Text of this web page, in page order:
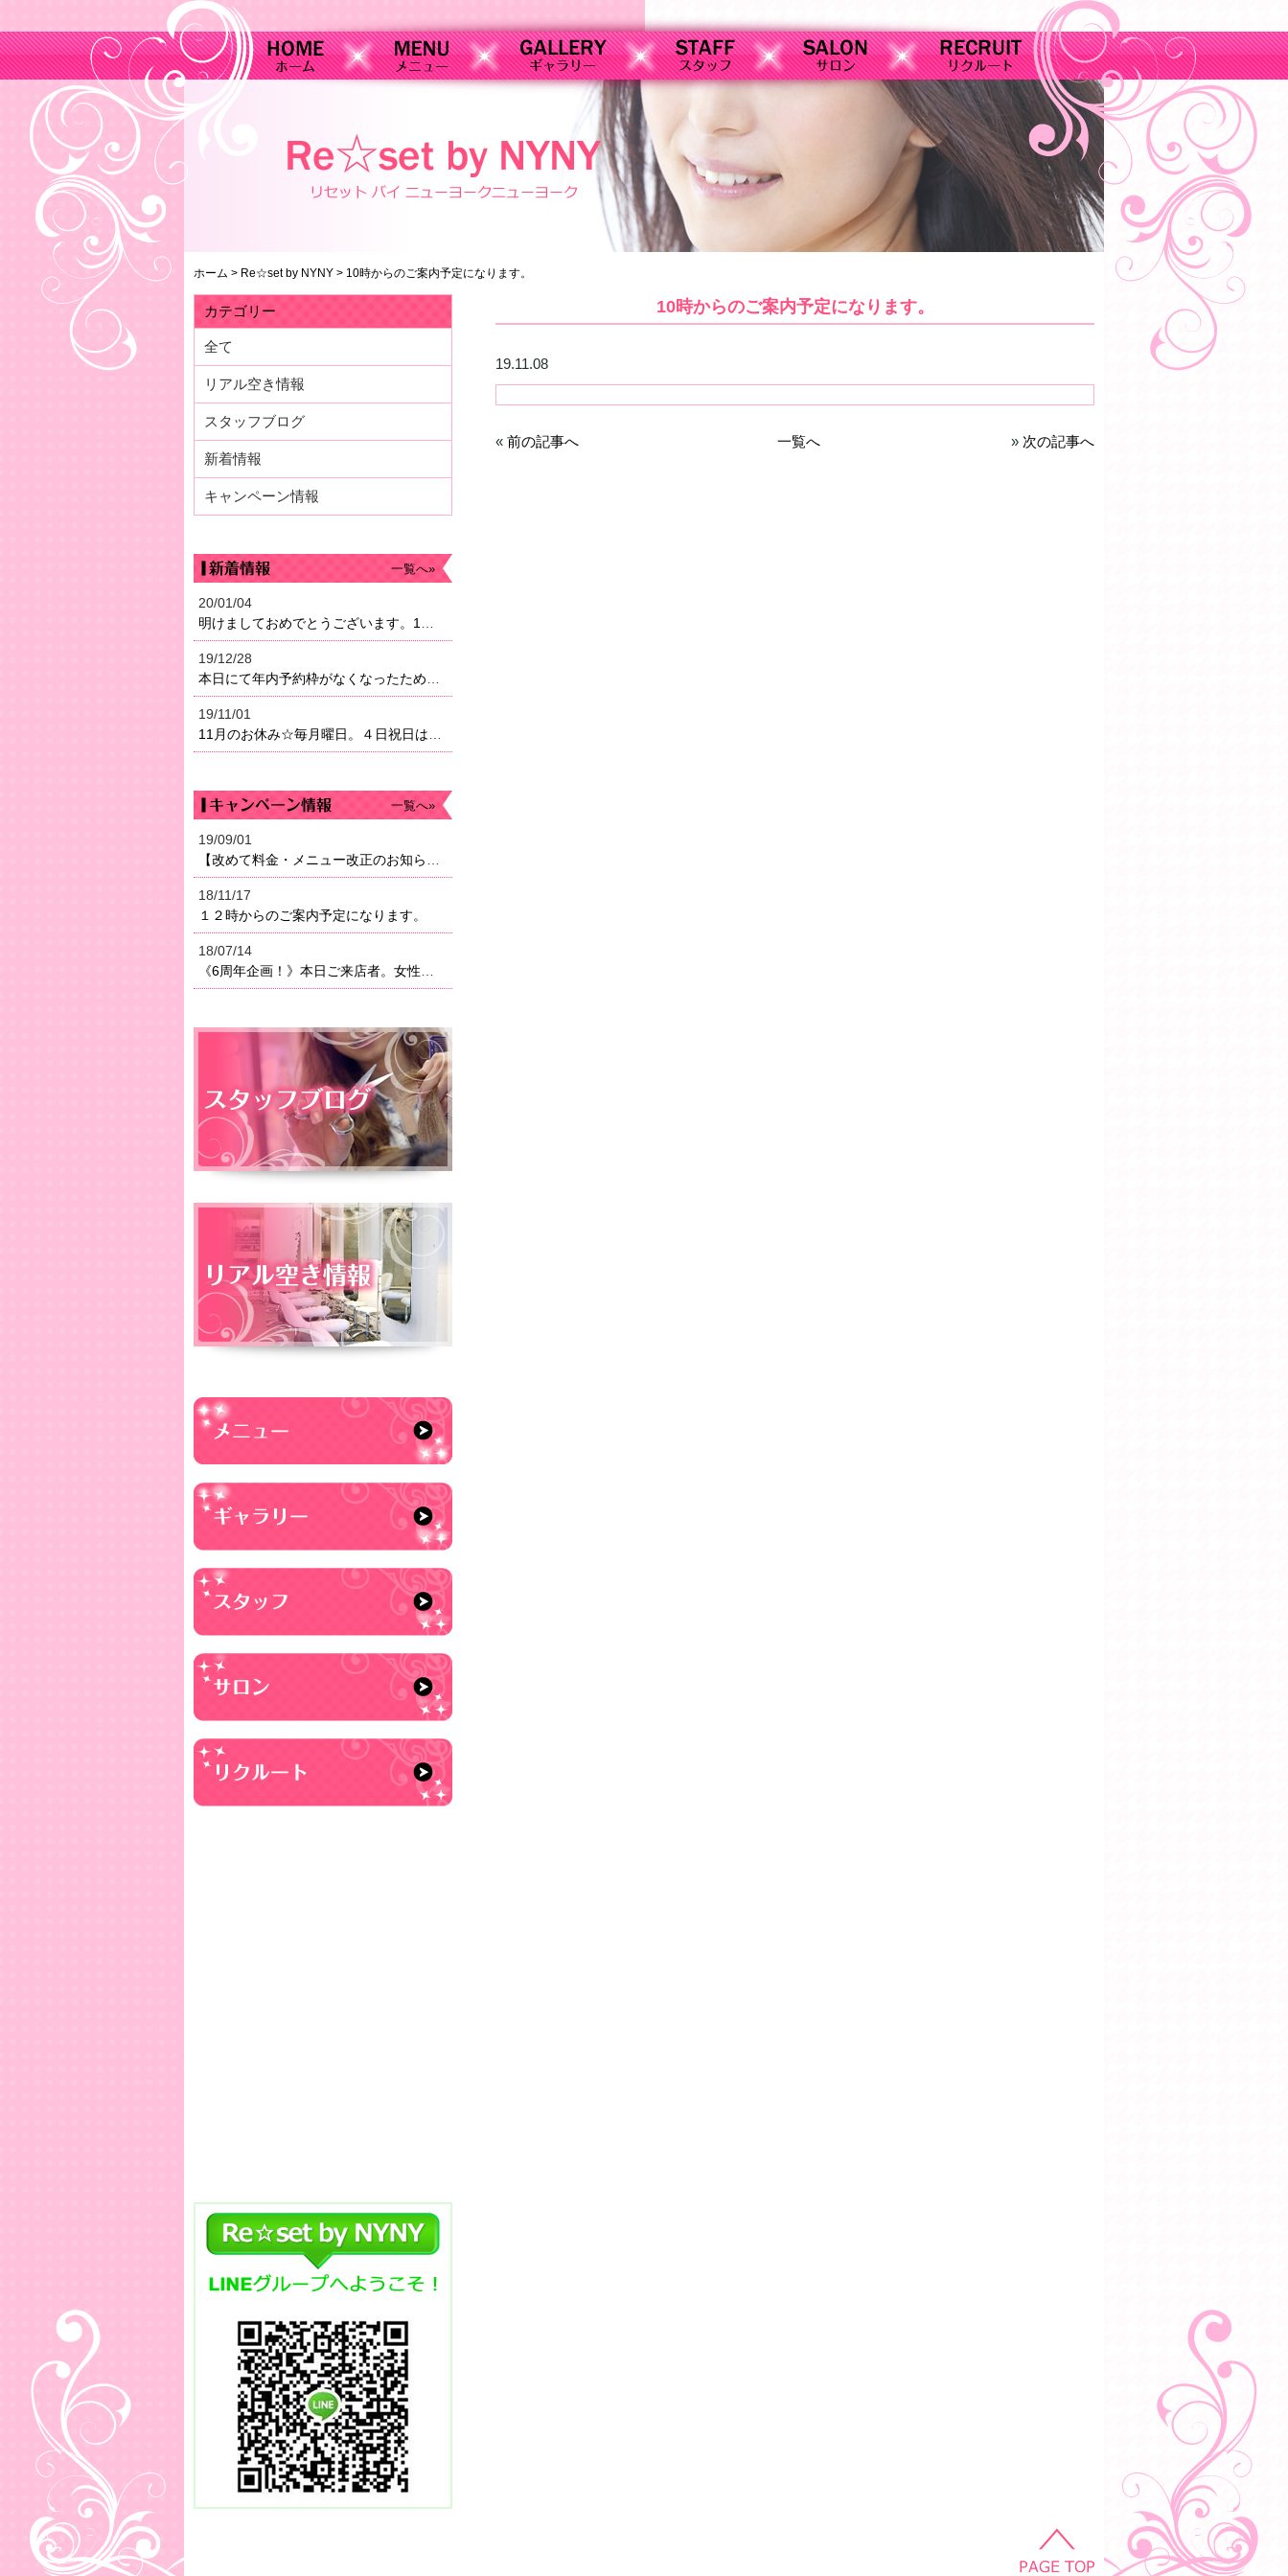
ホーム > Re☆set by NYNY > 10時からのご案内予定になります。
10時からのご案内予定になります。
19.11.08
« 前の記事へ 一覧へ » 次の記事へ
カテゴリー
全て
リアル空き情報
スタッフブログ
新着情報
キャンペーン情報
一覧へ»
20/01/04
19/12/28
19/11/01
一覧へ»
19/09/01
18/11/17
１２時からのご案内予定になります。
18/07/14